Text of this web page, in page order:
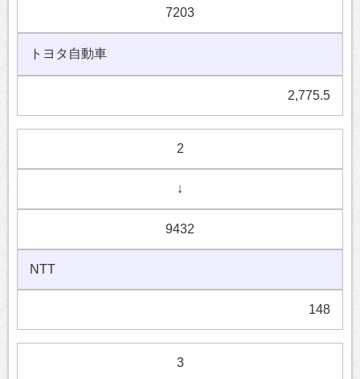
7203
トヨタ自動車
2,775.5
2
↓
9432
NTT
148
3